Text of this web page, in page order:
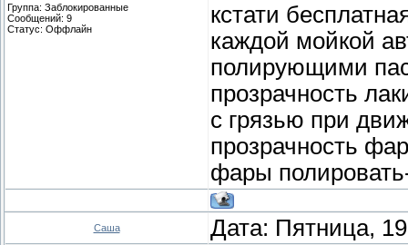
Группа: Заблокированные
Сообщений: 9
Статус: Оффлайн
кстати
каждой мойкой
полирующими
прозрачность
с грязью при
прозрачность
фары
Саша Дата: Пятница,